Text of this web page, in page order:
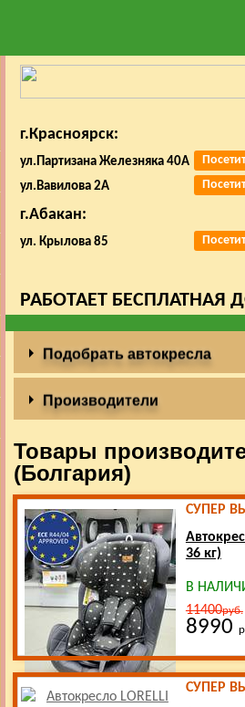
г.Красноярск:
ул.Партизана Железняка 40А
ул.Вавилова 2А
г.Абакан:
ул. Крылова 85
РАБОТАЕТ БЕСПЛАТНАЯ
Подобрать автокресла
Производители
Товары
(Болгария)
СУПЕР
36 кг)
В
11400руб.
8990
СУПЕР